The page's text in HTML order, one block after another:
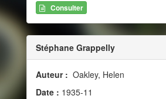
Consulter
Stéphane Grappelly
Auteur : Oakley, Helen
Date : 1935-11